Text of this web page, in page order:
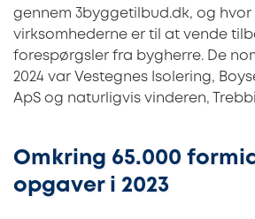
gennem 3byggetilbud.dk, og
virksomhederne er til at vende
forespørgsler fra bygherre. De
2024 var Vestegnes Isolering,
ApS og naturligvis vinderen,
Omkring 65.000
opgaver i 2023